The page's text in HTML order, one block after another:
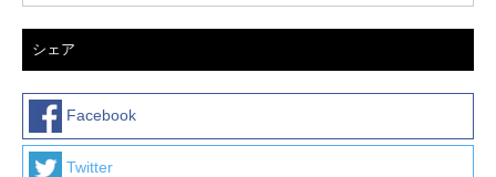
シェア
Facebook
Twitter